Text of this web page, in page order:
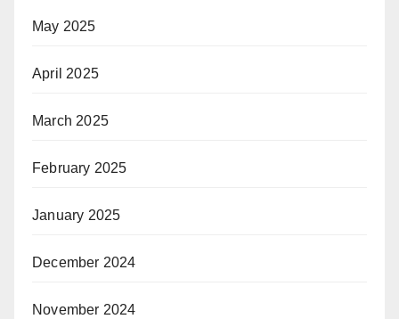
May 2025
April 2025
March 2025
February 2025
January 2025
December 2024
November 2024